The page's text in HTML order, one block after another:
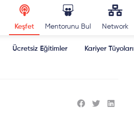
Keşfet Mentorunu Bul Network
Ücretsiz Eğitimler Kariyer Tüyoları